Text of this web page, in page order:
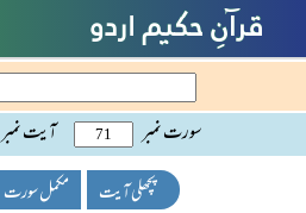
سورت نمبر آیت نمبر
پچھلی آیت مکمل سورت